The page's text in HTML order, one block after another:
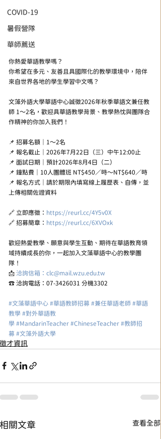
COVID-19
暑假營隊
華師薦送
你熱愛華語教學嗎？
你希望在多元、友善且具國際化的教學環境中，陪伴
來自世界各地的學生學習中文嗎？
文藻外語大學華語中心誠徵2026年秋季華語文兼任教
師 1～2名，歡迎具華語教學背景、教學熱忱與團隊合
作精神的你加入我們！
📌 招募名額｜1～2名
📌 報名截止｜2026年7月22日（三）中午12:00止
📌 面試日期｜預計2026年8月4日（二）
📌 鐘點費｜10人團體班 NT$450／時～NT$640／時
📌 報名方式｜請於期限內填寫線上履歷表、自傳，並
上傳相關佐證資料
🔗 立即應徵： https://reurl.cc/4Y5v0X
🔗 招募簡章： https://reurl.cc/6XVOxk
歡迎熱愛教學、願意與學生互動、期待在華語教育領
域持續成長的你，一起加入文藻華語中心的教學團
隊！
📩 洽詢信箱：clc@mail.wzu.edu.tw
☎️ 洽詢電話：07-3426031 分機3302
#文藻華語中心 #華語教師招募 #兼任華語老師 #華語
教學 #對外華語教
學 #MandarinTeacher #ChineseTeacher #教師招
募 #文藻外語大學
徵才資訊
相關文章 查看全部